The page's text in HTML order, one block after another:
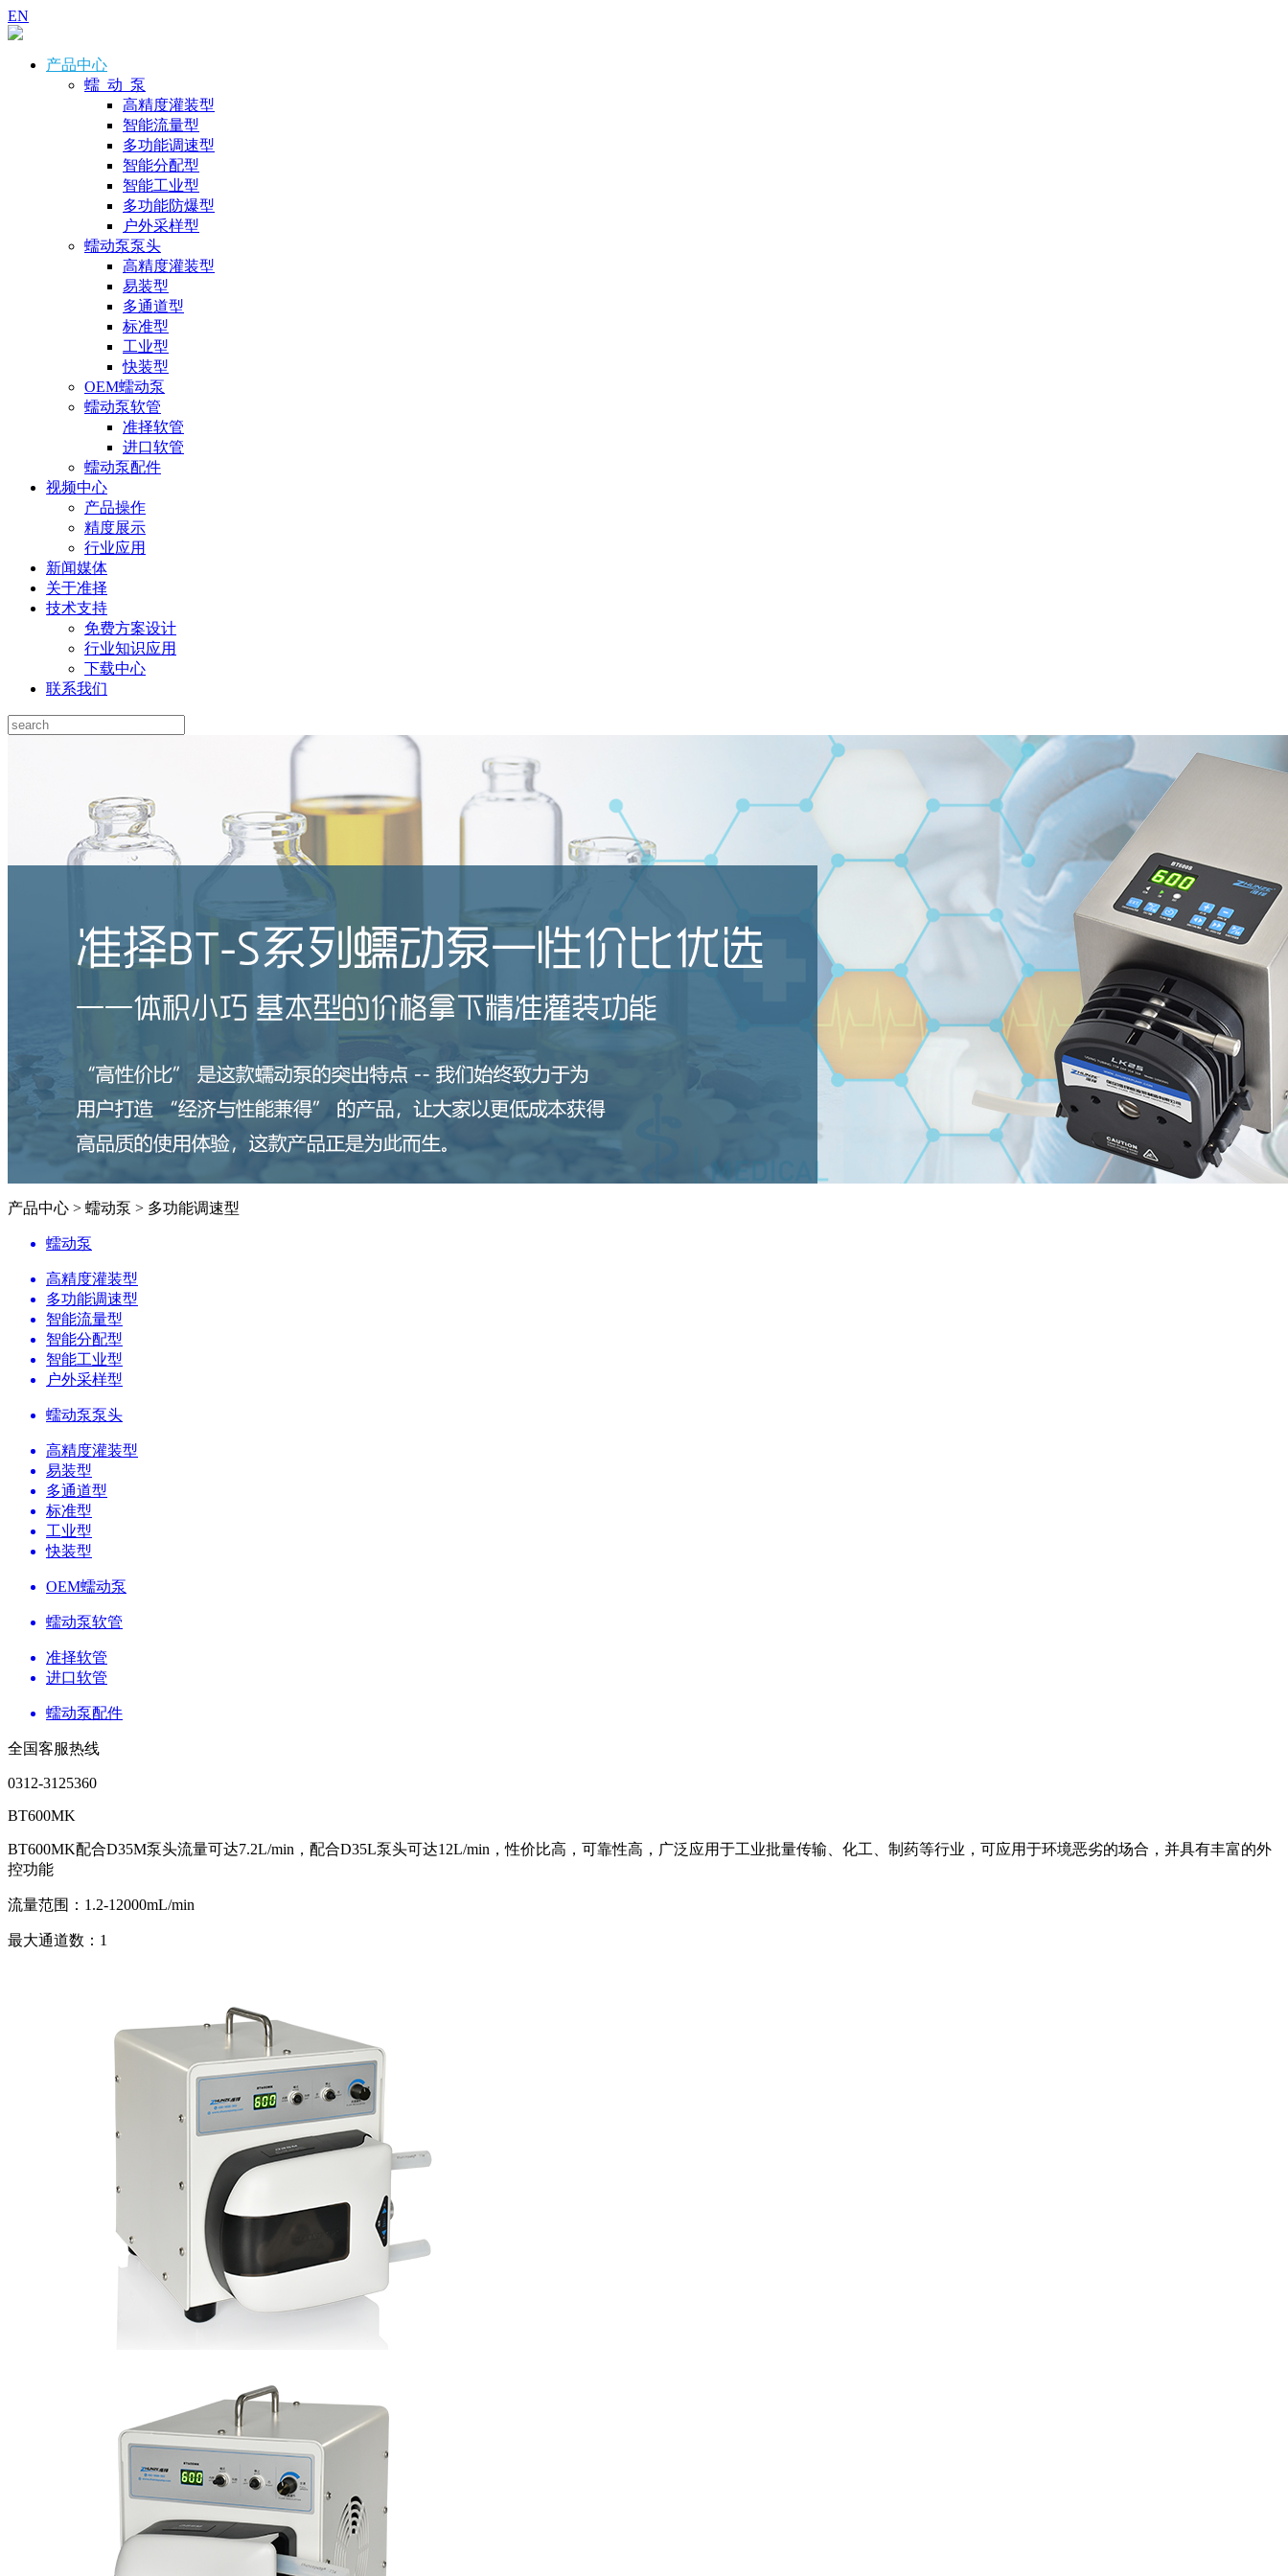
EN
产品中心
蠕 动 泵
高精度灌装型
智能流量型
多功能调速型
智能分配型
智能工业型
多功能防爆型
户外采样型
蠕动泵泵头
高精度灌装型
易装型
多通道型
标准型
工业型
快装型
OEM蠕动泵
蠕动泵软管
准择软管
进口软管
蠕动泵配件
视频中心
产品操作
精度展示
行业应用
新闻媒体
关于准择
技术支持
免费方案设计
行业知识应用
下载中心
联系我们
产品中心 > 蠕动泵 > 多功能调速型
蠕动泵
高精度灌装型
多功能调速型
智能流量型
智能分配型
智能工业型
户外采样型
蠕动泵泵头
高精度灌装型
易装型
多通道型
标准型
工业型
快装型
OEM蠕动泵
蠕动泵软管
准择软管
进口软管
蠕动泵配件
全国客服热线
0312-3125360
BT600MK
BT600MK配合D35M泵头流量可达7.2L/min，配合D35L泵头可达12L/min，性价比高，可靠性高，广泛应用于工业批量传输、化工、制药等行业，可应用于环境恶劣的场合，并具有丰富的外
控功能
流量范围：1.2-12000mL/min
最大通道数：1